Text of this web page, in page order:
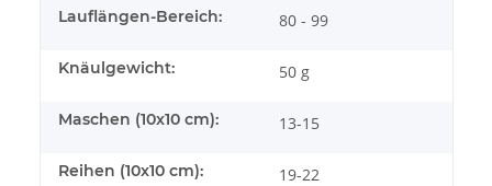
Lauflängen-Bereich: 80 - 99
Knäulgewicht: 50 g
Maschen (10x10 cm): 13-15
Reihen (10x10 cm): 19-22